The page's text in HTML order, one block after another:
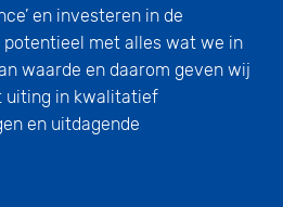
en investeren in de
met alles wat we in
waarde en daarom geven wij
uiting in kwalitatief
en uitdagende